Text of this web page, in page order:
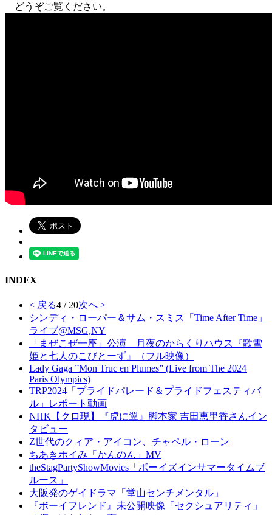
どうぞご覧ください。
INDEX
< 戻る4 / 20次へ >
シンディ・ローパー＆サム・スミス「Time After Time」
ライブ@MSG,NY
「まぜこぜ一座」公演 月夜のからくりハウス『歌雪
姫と七人のこびとーず』（フル映像）
Lady Gaga ”Mon Truc en Plumes” (Live from The 2024
Paris Olympics)
TRP2024「プライドパレード＆プライドフェスティバ
ル」レポート動画
NHK【クロ現】『虎に翼』脚本家 吉田恵里香さんイン
タビュー
Z世代のクィア・アイコン、チャペル・ローン
ちあきホイみ「かんのん」MV
theStagPartyShowMovies「ボーイズインサマータイムブ
ルース」
大阪発のゲイドラマ「堂山センチメンタル」
『ボーイフレンド』未公開映像「セクシュアリティ」